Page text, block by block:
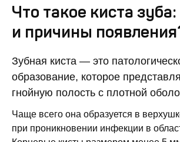
Что такое киста
и причины
Зубная киста — это
образование, которое
гнойную полость с плотной
Чаще всего она образуется в
при проникновении инфекции в